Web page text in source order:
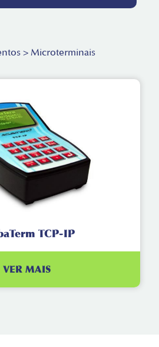
> Microterminais
TCP-IP
VER MAIS